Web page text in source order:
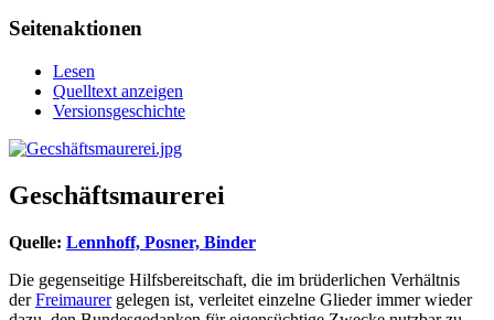
Seitenaktionen
Lesen
Quelltext anzeigen
Versionsgeschichte
Geschäftsmaurerei
Quelle: Lennhoff, Posner, Binder
Die gegenseitige Hilfsbereitschaft, die im brüderlichen Verhältnis
derFreimaurergelegen ist, verleitet einzelne Glieder immer wieder